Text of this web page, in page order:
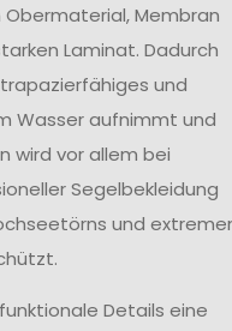
Obermaterial, Membran
Laminat. Dadurch
und
Wasser aufnimmt und
wird vor allem bei
Segelbekleidung
und
Details eine